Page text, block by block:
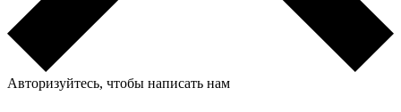
Авторизуйтесь, чтобы написать нам